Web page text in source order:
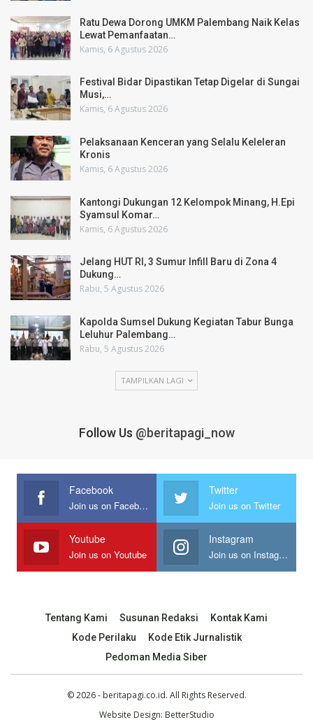
Ratu Dewa Dorong UMKM Palembang Naik Kelas
Lewat Pemanfaatan…
Kamis, 6 Agustus 2026
Festival Bidar Dipastikan Tetap Digelar di Sungai
Musi,…
Kamis, 6 Agustus 2026
Pelaksanaan Kenceran yang Selalu Keleleran
Kronis
Kamis, 6 Agustus 2026
Kantongi Dukungan 12 Kelompok Minang, H.Epi
Syamsul Komar…
Kamis, 6 Agustus 2026
Jelang HUT RI, 3 Sumur Infill Baru di Zona 4
Dukung…
Rabu, 5 Agustus 2026
Kapolda Sumsel Dukung Kegiatan Tabur Bunga
Leluhur Palembang…
Rabu, 5 Agustus 2026
TAMPILKAN LAGI
Follow Us @beritapagi_now
Facebook
Join us on Facebook
Twitter
Join us on Twitter
Youtube
Join us on Youtube
Instagram
Join us on Instagram
Tentang Kami Susunan Redaksi
Kontak Kami
Kode Perilaku
Kode Etik Jurnalistik
Pedoman Media Siber
© 2026 - beritapagi.co.id. All Rights Reserved.
Website Design: BetterStudio